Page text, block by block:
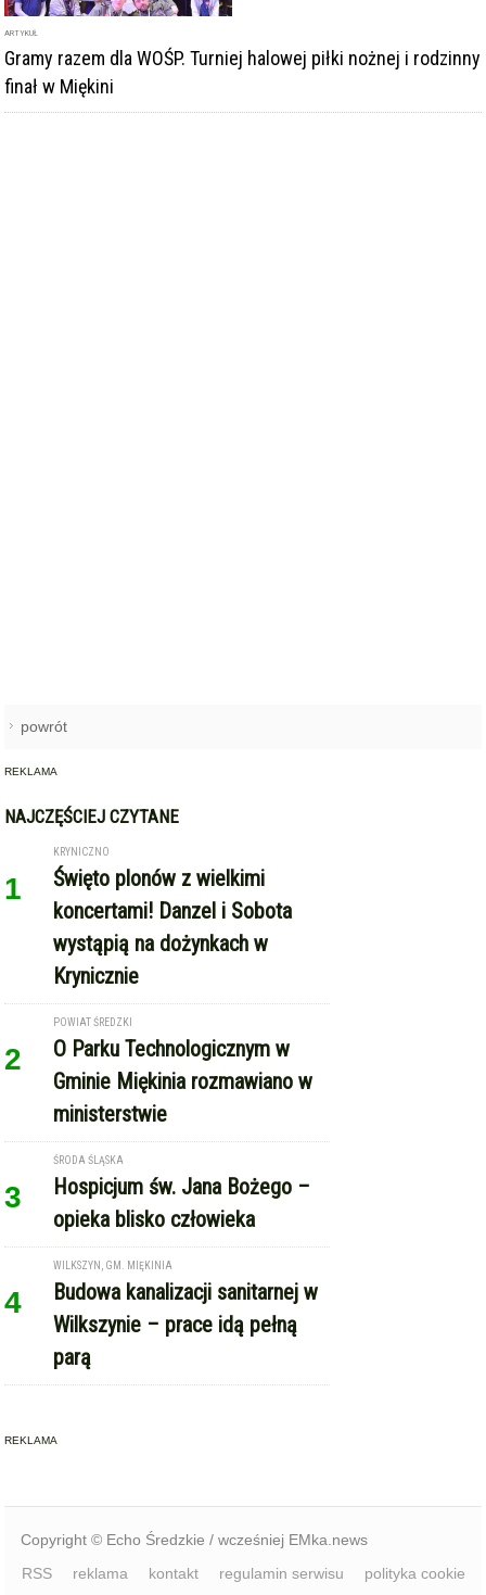
ARTYKUŁ
Gramy razem dla WOŚP. Turniej halowej piłki nożnej i rodzinny
finał w Miękini
powrót
REKLAMA
NAJCZĘŚCIEJ CZYTANE
1
KRYNICZNO
Święto plonów z wielkimi
koncertami! Danzel i Sobota
wystąpią na dożynkach w
Krynicznie
2
POWIAT ŚREDZKI
O Parku Technologicznym w
Gminie Miękinia rozmawiano w
ministerstwie
3
ŚRODA ŚLĄSKA
Hospicjum św. Jana Bożego –
opieka blisko człowieka
4
WILKSZYN, GM. MIĘKINIA
Budowa kanalizacji sanitarnej w
Wilkszynie – prace idą pełną
parą
REKLAMA
Copyright © Echo Średzkie / wcześniej EMka.news
RSS
reklama kontakt regulamin serwisu polityka cookie